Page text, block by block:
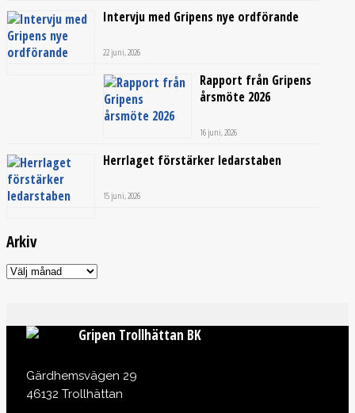
Intervju med Gripens nye ordförande
22 juni, 2026
Rapport från Gripens
årsmöte 2026
16 juni, 2026
Herrlaget förstärker ledarstaben
15 juni, 2026
Arkiv
Gripen Trollhättan BK
Gärdhemsvägen 29
46132 Trollhättan